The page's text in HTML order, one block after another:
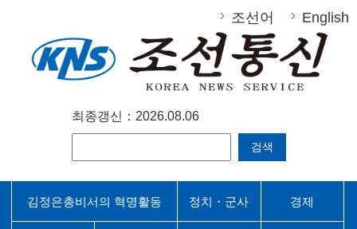
조선어 English
최종갱신：2026.08.06
검색
김정은총비서의 혁명활동 정치・군사 경제